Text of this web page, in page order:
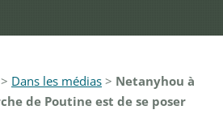
> Dans les médias > Netanyhou à
de Poutine est de se poser